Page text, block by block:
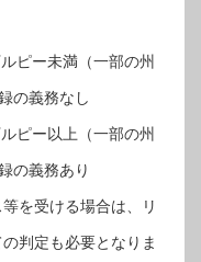
ピー未満（一部の州
の義務なし
ピー以上（一部の州
の義務あり
を受ける場合は、リ
判定も必要となりま